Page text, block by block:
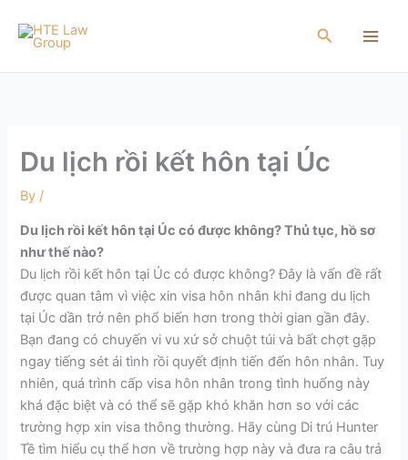
Search
Du lịch rồi kết hôn tại Úc
By /
Du lịch rồi kết hôn tại Úc có được không? Thủ tục, hồ sơ
như thế nào?
Du lịch rồi kết hôn tại Úc có được không? Đây là vấn đề rất
được quan tâm vì việc xin visa hôn nhân khi đang du lịch
tại Úc dần trở nên phổ biến hơn trong thời gian gần đây.
Bạn đang có chuyến vi vu xứ sở chuột túi và bất chợt gặp
ngay tiếng sét ái tình rồi quyết định tiến đến hôn nhân. Tuy
nhiên, quá trình cấp visa hôn nhân trong tình huống này
khá đặc biệt và có thể sẽ gặp khó khăn hơn so với các
trường hợp xin visa thông thường. Hãy cùng Di trú Hunter
Tề tìm hiểu cụ thể hơn về trường hợp này và đưa ra câu trả